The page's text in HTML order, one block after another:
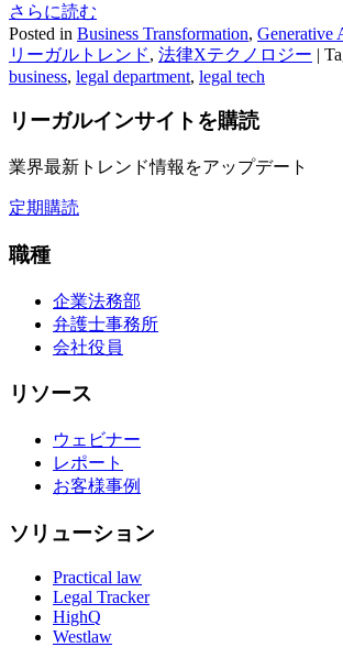
さらに読む
Posted in Business Transformation, Generative
リーガルトレンド, 法律Xテクノロジー |
business, legal department, legal tech
リーガルインサイト を購読
業界最新トレンド情報をアップデート
定期購読
職種
企業法務部
弁護士事務所
会社役員
リソース
ウェビナー
レポート
お客様事例
ソリューション
Practical law
Legal Tracker
HighQ
Westlaw